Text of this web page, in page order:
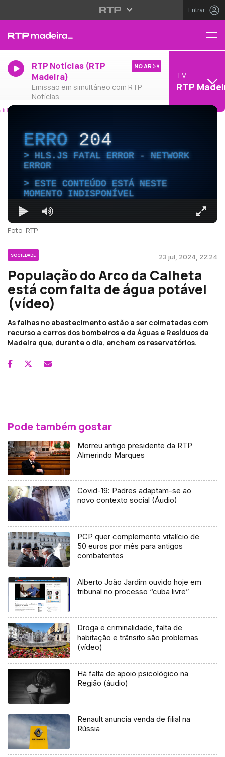
Entrar
RTP Notícias (RTP
Madeira)
Emissão em simultâneo com RTP
Notícias
NO AR
TV
RTP
ERRO204
HLS.JS FATAL ERROR - NETWORK
ERROR
ESTE CONTEÚDO ESTÁ NESTE
MOMENTO INDISPONÍVEL
Foto: RTP
SOCIEDADE 23 jul, 2024, 22:24
População do Arco da Calheta
está com falta de água potável
(vídeo)
As falhas no abastecimento estão a ser colmatadas com
recurso a carros dos bombeiros e da Águas e Resíduos da
Madeira que, durante o dia, enchem os reservatórios.
Pode também gostar
Morreu antigo presidente da RTP
Almerindo Marques
Covid-19: Padres adaptam-se ao
novo contexto social (Áudio)
PCP quer complemento vitalício de
50 euros por mês para antigos
combatentes
Alberto João Jardim ouvido hoje em
tribunal no processo “cuba livre”
Droga e criminalidade, falta de
habitação e trânsito são problemas
(vídeo)
Há falta de apoio psicológico na
Região (áudio)
Renault anuncia venda de filial na
Rússia